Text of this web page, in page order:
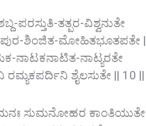
ತತ್ಪರ-ವಿಶ್ವನುತೇ
ಶಿಂಜಿತ-ಮೋಹಿತಭೂತಪತೇ |
ನಾಟಕನಾಟಿತ-ನಾಟ್ಯರತೇ
ಶೈಲಸುತೇ || 10 ||
ಸುಮನೋಹರ ಕಾಂತಿಯುತೇ